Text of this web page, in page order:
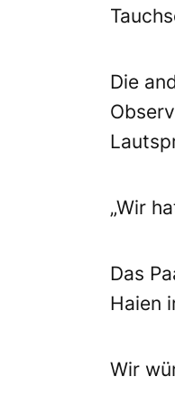
Die
„Wir
Das
Haien
Wir